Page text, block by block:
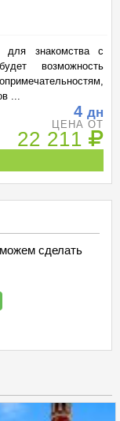
для знакомства с
возможность
...
4 дн
ЦЕНА ОТ
22 211
сделать